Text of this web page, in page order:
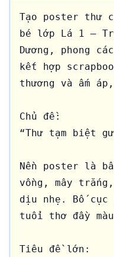
Tạo poster thư
bé lớp Lá 1 –
Dương, phong
kết hợp
thương và ấm
Chủ đề:
“Thư tạm biệt
Nền poster là
vồng, mây
dịu nhẹ. Bố cục
tuổi thơ đầy
Tiêu đề lớn: